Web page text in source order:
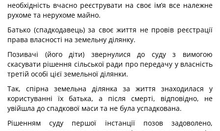
необхідність вчасно реєструвати на своє ім’я все належне
рухоме та нерухоме майно.
Батько (спадкодавець) за своє життя не провів реєстрації
права власності на земельну ділянку.
Позивачі (його діти) звернулися до суду з вимогою
скасувати рішення сільської ради про передачу у власність
третій особі цієї земельної ділянки.
Так, спірна земельна ділянка за життя знаходилася у
користуванні їх батька, а після смерті, відповідно, не
увійшла до спадкової маси та не була успадкована.
Рішенням суду першої інстанції позов задоволено,